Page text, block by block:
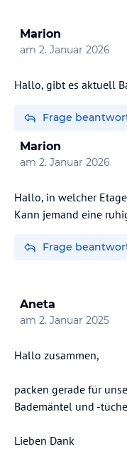
Marion
am 2. Januar 2026
Hallo, gibt es aktuell
Frage
Marion
am 2. Januar 2026
Hallo, in welcher
Kann jemand eine
Frage
Aneta
am 2. Januar 2025
Hallo zusammen,
packen gerade für
Bademäntel und -
Lieben Dank